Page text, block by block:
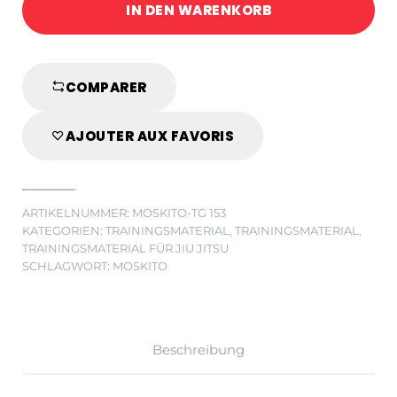
MOSKITO
MULTI
IN DEN WARENKORB
COMPARER
AJOUTER AUX FAVORIS
ARTIKELNUMMER: MOSKITO-TG 153
KATEGORIEN: TRAININGSMATERIAL, TRAININGSMATERIAL,
TRAININGSMATERIAL FÜR JIU JITSU
SCHLAGWORT: MOSKITO
Beschreibung